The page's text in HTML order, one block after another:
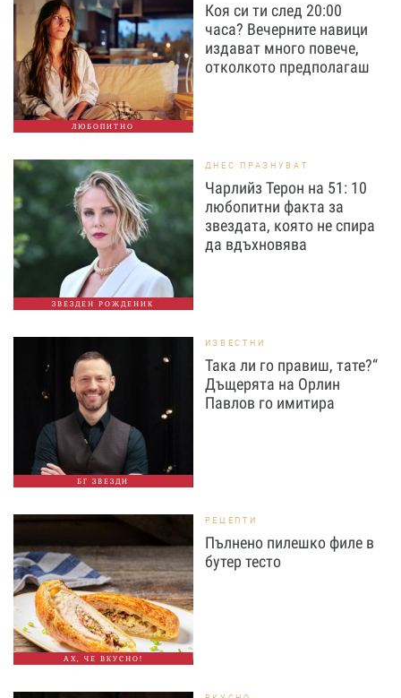
ЛЮБОПИТНО
Коя си ти след 20:00
часа? Вечерните навици
издават много повече,
отколкото предполагаш
ЗВЕЗДЕН РОЖДЕНИК
ДНЕС ПРАЗНУВАТ
Чарлийз Терон на 51: 10
любопитни факта за
звездата, която не спира
да вдъхновява
БГ ЗВЕЗДИ
ИЗВЕСТНИ
Така ли го правиш, тате?“
Дъщерята на Орлин
Павлов го имитира
АХ, ЧЕ ВКУСНО!
РЕЦЕПТИ
Пълнено пилешко филе в
бутер тесто